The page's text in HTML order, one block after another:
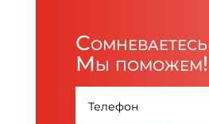
Мы поможем!